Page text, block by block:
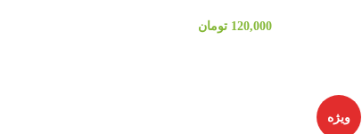
120,000 تومان
ویژه